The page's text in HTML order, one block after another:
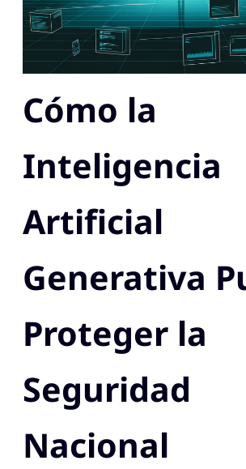
Cómo la
Inteligencia
Artificial
Generativa
Proteger la
Seguridad
Nacional